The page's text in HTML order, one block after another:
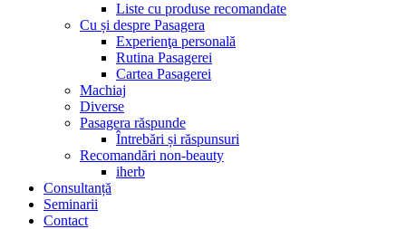
Liste cu produse recomandate
Cu și despre Pasagera
Experienţa personală
Rutina Pasagerei
Cartea Pasagerei
Machiaj
Diverse
Pasagera răspunde
Întrebări și răspunsuri
Recomandări non-beauty
iherb
Consultanță
Seminarii
Contact